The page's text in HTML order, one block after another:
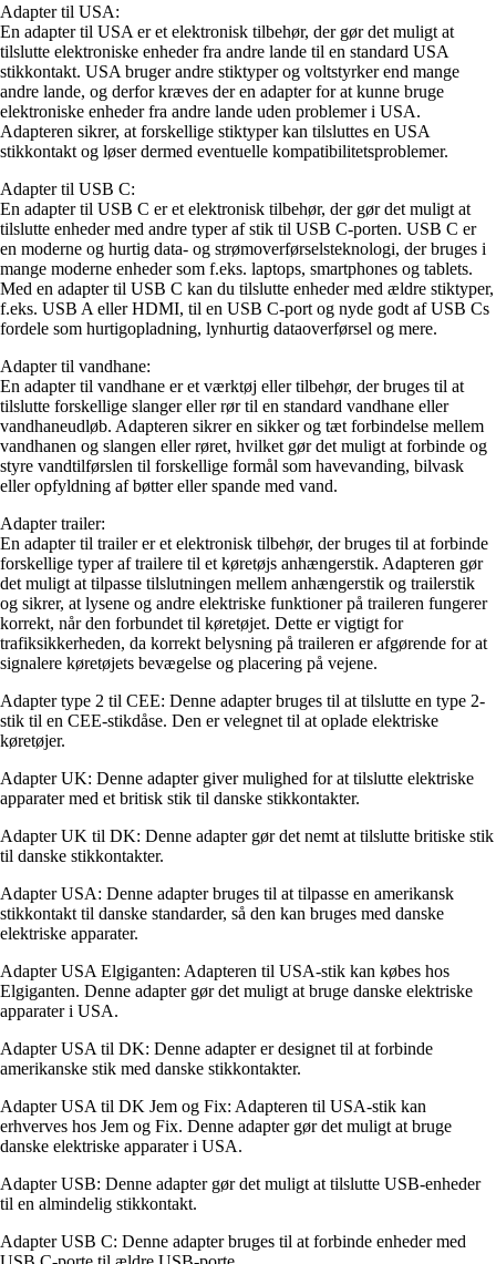
Adapter til USA:
En adapter til USA er et elektronisk tilbehør, der gør det muligt at
tilslutte elektroniske enheder fra andre lande til en standard USA
stikkontakt. USA bruger andre stiktyper og voltstyrker end mange
andre lande, og derfor kræves der en adapter for at kunne bruge
elektroniske enheder fra andre lande uden problemer i USA.
Adapteren sikrer, at forskellige stiktyper kan tilsluttes en USA
stikkontakt og løser dermed eventuelle kompatibilitetsproblemer.
Adapter til USB C:
En adapter til USB C er et elektronisk tilbehør, der gør det muligt at
tilslutte enheder med andre typer af stik til USB C-porten. USB C er
en moderne og hurtig data- og strømoverførselsteknologi, der bruges i
mange moderne enheder som f.eks. laptops, smartphones og tablets.
Med en adapter til USB C kan du tilslutte enheder med ældre stiktyper,
f.eks. USB A eller HDMI, til en USB C-port og nyde godt af USB Cs
fordele som hurtigopladning, lynhurtig dataoverførsel og mere.
Adapter til vandhane:
En adapter til vandhane er et værktøj eller tilbehør, der bruges til at
tilslutte forskellige slanger eller rør til en standard vandhane eller
vandhaneudløb. Adapteren sikrer en sikker og tæt forbindelse mellem
vandhanen og slangen eller røret, hvilket gør det muligt at forbinde og
styre vandtilførslen til forskellige formål som havevanding, bilvask
eller opfyldning af bøtter eller spande med vand.
Adapter trailer:
En adapter til trailer er et elektronisk tilbehør, der bruges til at forbinde
forskellige typer af trailere til et køretøjs anhængerstik. Adapteren gør
det muligt at tilpasse tilslutningen mellem anhængerstik og trailerstik
og sikrer, at lysene og andre elektriske funktioner på traileren fungerer
korrekt, når den forbundet til køretøjet. Dette er vigtigt for
trafiksikkerheden, da korrekt belysning på traileren er afgørende for at
signalere køretøjets bevægelse og placering på vejene.
Adapter type 2 til CEE: Denne adapter bruges til at tilslutte en type 2-
stik til en CEE-stikdåse. Den er velegnet til at oplade elektriske
køretøjer.
Adapter UK: Denne adapter giver mulighed for at tilslutte elektriske
apparater med et britisk stik til danske stikkontakter.
Adapter UK til DK: Denne adapter gør det nemt at tilslutte britiske stik
til danske stikkontakter.
Adapter USA: Denne adapter bruges til at tilpasse en amerikansk
stikkontakt til danske standarder, så den kan bruges med danske
elektriske apparater.
Adapter USA Elgiganten: Adapteren til USA-stik kan købes hos
Elgiganten. Denne adapter gør det muligt at bruge danske elektriske
apparater i USA.
Adapter USA til DK: Denne adapter er designet til at forbinde
amerikanske stik med danske stikkontakter.
Adapter USA til DK Jem og Fix: Adapteren til USA-stik kan
erhverves hos Jem og Fix. Denne adapter gør det muligt at bruge
danske elektriske apparater i USA.
Adapter USB: Denne adapter gør det muligt at tilslutte USB-enheder
til en almindelig stikkontakt.
Adapter USB C: Denne adapter bruges til at forbinde enheder med